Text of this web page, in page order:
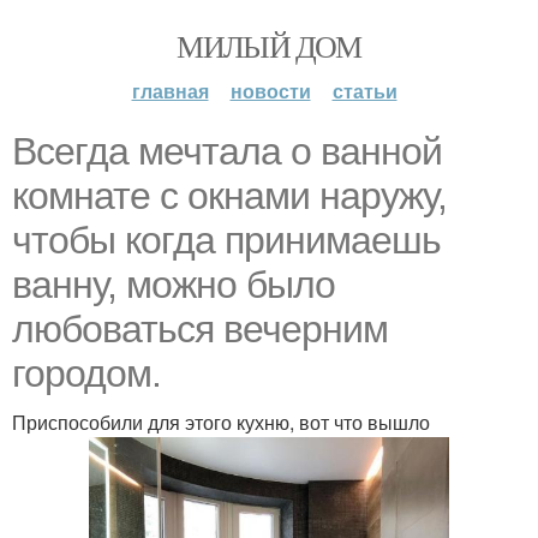
МИЛЫЙ ДОМ
главная новости статьи
Всегда мечтала о ванной
комнате с окнами наружу,
чтобы когда принимаешь
ванну, можно было
любоваться вечерним
городом.
Приспособили для этого кухню, вот что вышло